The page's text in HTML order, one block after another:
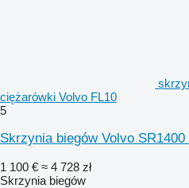
ciężarówki Volvo FL10
5
Skrzynia biegów Volvo
1 100 € ≈ 4 728 zł
Skrzynia biegów